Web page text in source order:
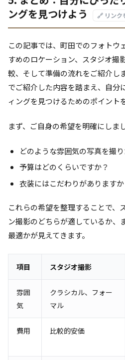
ングを見つけよう
🔗 リンク
この記事では、町田でのフォトウ
すめのロケーション、スタジオ撮
較、そして準備の流れをご紹介し
でご紹介した内容を踏まえ、自分
ィングを見つけるためのポイント
まず、ご自身の希望を明確にしま
どのような雰囲気の写真を撮
予算はどのくらいですか？
衣装にはこだわりがありますか
これらの希望を整理することで、
ン撮影のどちらが適しているか、
最適かが見えてきます。
項目 スタジオ撮影
雰囲
気
クラシカル、フォー
マル
費用 比較的安価